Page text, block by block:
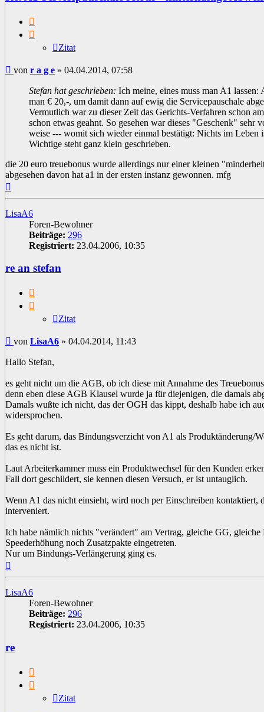
Zitat
Beitrag
von r a g e » 04.04.2014, 07:58
Stefan hat geschrieben: Ich meine, eines muss man A1
man € 20,-, um damit dann auf ewig die Servicepauschale
Vermutlich war zu dieser Zeit das Gerichts-Verfahren schon
schon etwas geahnt. So gesehen war dieses "Geschenk" sehr
weise --- womit sich wieder einmal bestätigt: Nichts im Leben
Wichtige steht ganz klein geschrieben.
die 20 euro treuebonus wurde allerdings nur einer kleinen
abgesehen davon hat a1 in der ersten instanz gewonnen. mfg
LisaA6
Foren-Bewohner
Beiträge: 296
Registriert: 23.04.2006, 10:35
re an stefan
Zitat
Beitrag
von LisaA6 » 04.04.2014, 11:43
Hallo Stefan,
es geht nicht um die AGB, ob ich diese mit Annahme des
denn eben diese AGB Klausel wurde ja für diejenigen, die damals
Damals wußte ich nicht, das der OGH das kippt, deshalb habe ich
widersprochen.
Es geht darum, das Bindungsverzicht von A1 als Produktänderung/
das es nicht ist.
Laut Arbeiterkammer muss ein Produktwechsel für den Kunden
Fall dort geschildert, sie kennen diesen Versuch, er ist untauglich.
Wenn A1 das nicht einsieht, wird noch per Einschreiben kontaktiert,
interveniert.
Ich habe nämlich nichts "verändert" am Vertrag, gleiche GG,
Speederhöhung noch Zusatzpakte eingetreten.
Nur um Bindungs-Verlängerung ging es.
LisaA6
Foren-Bewohner
Beiträge: 296
Registriert: 23.04.2006, 10:35
re
Zitat